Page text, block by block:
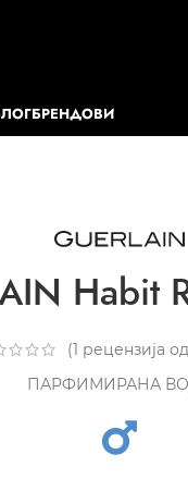
БРЕНДОВИ
Habit
(1 рецензија
ПАРФИМИРАНА